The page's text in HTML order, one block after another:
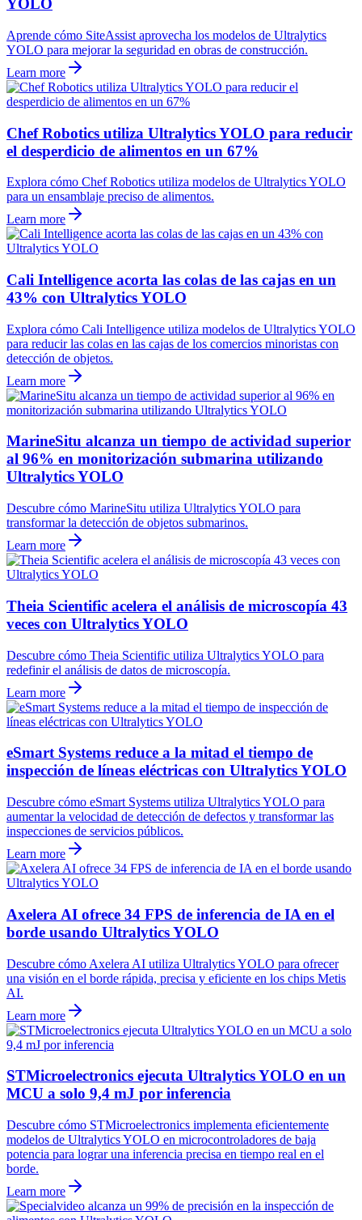
YOLO
Aprende cómo SiteAssist aprovecha los modelos de Ultralytics
YOLO para mejorar la seguridad en obras de construcción.
Learn more
Chef Robotics utiliza Ultralytics YOLO para reducir
el desperdicio de alimentos en un 67%
Explora cómo Chef Robotics utiliza modelos de Ultralytics YOLO
para un ensamblaje preciso de alimentos.
Learn more
Cali Intelligence acorta las colas de las cajas en un
43% con Ultralytics YOLO
Explora cómo Cali Intelligence utiliza modelos de Ultralytics YOLO
para reducir las colas en las cajas de los comercios minoristas con
detección de objetos.
Learn more
MarineSitu alcanza un tiempo de actividad superior
al 96% en monitorización submarina utilizando
Ultralytics YOLO
Descubre cómo MarineSitu utiliza Ultralytics YOLO para
transformar la detección de objetos submarinos.
Learn more
Theia Scientific acelera el análisis de microscopía 43
veces con Ultralytics YOLO
Descubre cómo Theia Scientific utiliza Ultralytics YOLO para
redefinir el análisis de datos de microscopía.
Learn more
eSmart Systems reduce a la mitad el tiempo de
inspección de líneas eléctricas con Ultralytics YOLO
Descubre cómo eSmart Systems utiliza Ultralytics YOLO para
aumentar la velocidad de detección de defectos y transformar las
inspecciones de servicios públicos.
Learn more
Axelera AI ofrece 34 FPS de inferencia de IA en el
borde usando Ultralytics YOLO
Descubre cómo Axelera AI utiliza Ultralytics YOLO para ofrecer
una visión en el borde rápida, precisa y eficiente en los chips Metis
AI.
Learn more
STMicroelectronics ejecuta Ultralytics YOLO en un
MCU a solo 9,4 mJ por inferencia
Descubre cómo STMicroelectronics implementa eficientemente
modelos de Ultralytics YOLO en microcontroladores de baja
potencia para lograr una inferencia precisa en tiempo real en el
borde.
Learn more